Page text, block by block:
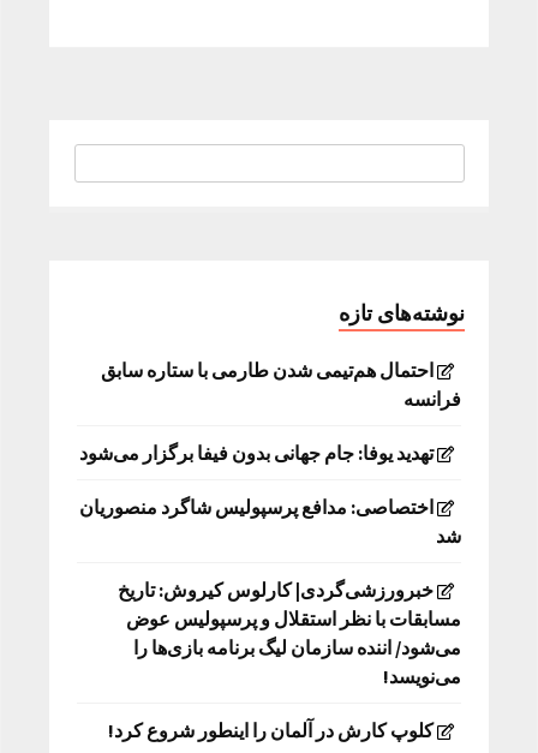
نوشته‌های تازه
احتمال هم‌تیمی شدن طارمی با ستاره سابق
فرانسه
تهدید یوفا: جام جهانی بدون فیفا برگزار می‌شود
اختصاصی: مدافع پرسپولیس شاگرد منصوریان
شد
خبرورزشی‌گردی| کارلوس کیروش: تاریخ
مسابقات با نظر استقلال و پرسپولیس عوض
می‌شود/ اننده سازمان لیگ برنامه بازی‌ها را
می‌نویسد!
کلوپ کارش در آلمان را اینطور شروع کرد!